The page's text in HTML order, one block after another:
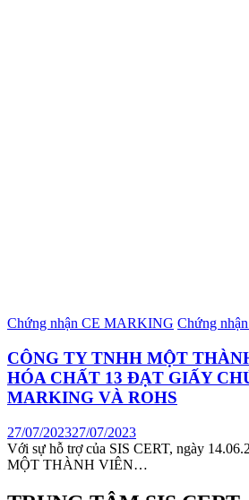
Chứng nhận CE MARKING Chứng
CÔNG TY TNHH MỘT
HÓA CHẤT 13 ĐẠT GIẤY
MARKING VÀ ROHS
27/07/202327/07/2023
Với sự hỗ trợ của SIS CERT, ngày
MỘT THÀNH VIÊN…